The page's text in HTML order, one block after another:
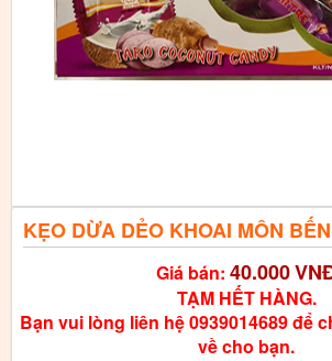
KẸO DỪA DẺO KHOAI MÔN
Giá bán: 40.000
TẠM HẾT HÀNG.
Bạn vui lòng liên hệ 0939014689 để
về cho bạn.